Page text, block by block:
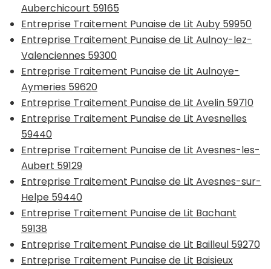
Auberchicourt 59165
Entreprise Traitement Punaise de Lit Auby 59950
Entreprise Traitement Punaise de Lit Aulnoy-lez-
Valenciennes 59300
Entreprise Traitement Punaise de Lit Aulnoye-
Aymeries 59620
Entreprise Traitement Punaise de Lit Avelin 59710
Entreprise Traitement Punaise de Lit Avesnelles
59440
Entreprise Traitement Punaise de Lit Avesnes-les-
Aubert 59129
Entreprise Traitement Punaise de Lit Avesnes-sur-
Helpe 59440
Entreprise Traitement Punaise de Lit Bachant
59138
Entreprise Traitement Punaise de Lit Bailleul 59270
Entreprise Traitement Punaise de Lit Baisieux